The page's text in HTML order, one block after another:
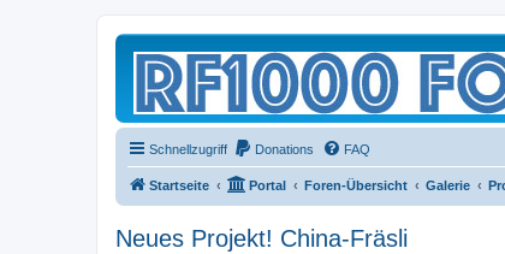
Schnellzugriff Donations FAQ
Startseite Portal Foren-Übersicht Galerie
Neues Projekt! China-Fräsli